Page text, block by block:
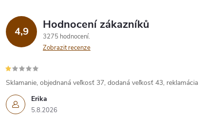
4,9 Hodnocení zákazníků
3275 hodnocení
Zobrazit recenze
Erika
5.8.2026
Sklamanie, objednaná veľkosť 37, dodaná veľkosť 43, reklamácia